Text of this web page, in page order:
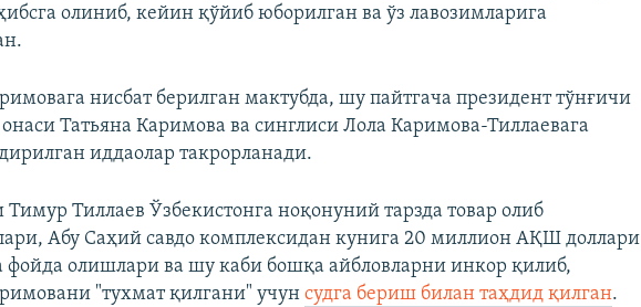
олиниб, кейин қўйиб юборилган ва ўз лавозимларига
нисбат берилган мактубда, шу пайтгача президент тўнғичи
Татьяна Каримова ва синглиси Лола Каримова-Тиллаевага
иддаолар такрорланади.
Тимур Тиллаев Ўзбекистонга ноқонуний тарзда товар олиб
Абу Саҳий савдо комплексидан кунига 20 миллион АҚШ доллари
олишлари ва шу каби бошқа айбловларни инкор қилиб,
"тухмат қилгани" учунсудга бериш билан таҳдид қилган.